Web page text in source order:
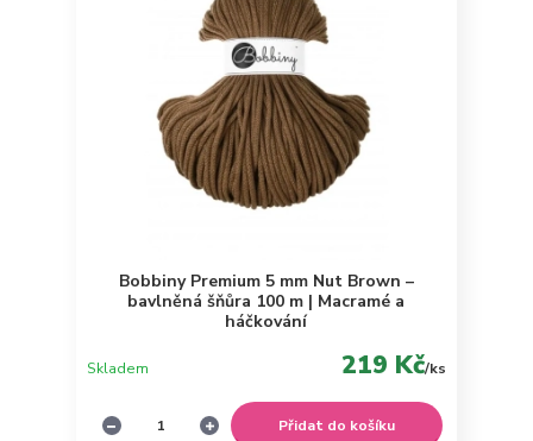
Bobbiny Premium 5 mm Nut Brown –
bavlněná šňůra 100 m | Macramé a
háčkování
219 Kč/ks
Skladem
Přidat do košíku